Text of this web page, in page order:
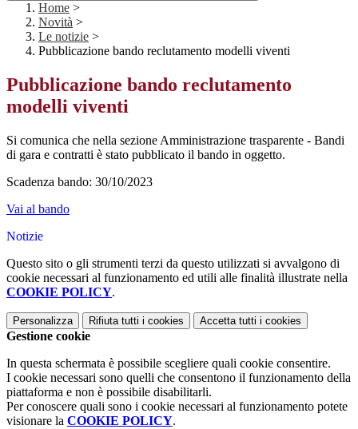
Home >
Novità >
Le notizie >
Pubblicazione bando reclutamento modelli viventi
Pubblicazione bando reclutamento
modelli viventi
Si comunica che nella sezione Amministrazione trasparente - Bandi
di gara e contratti è stato pubblicato il bando in oggetto.
Scadenza bando: 30/10/2023
Vai al bando
Notizie
Questo sito o gli strumenti terzi da questo utilizzati si avvalgono di
cookie necessari al funzionamento ed utili alle finalità illustrate nella
COOKIE POLICY.
Personalizza Rifiuta tutti i cookies Accetta tutti i cookies
Gestione cookie
In questa schermata è possibile scegliere quali cookie consentire.
I cookie necessari sono quelli che consentono il funzionamento della
piattaforma e non è possibile disabilitarli.
Per conoscere quali sono i cookie necessari al funzionamento potete
visionare la COOKIE POLICY.